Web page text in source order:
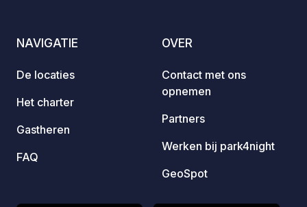
de toegangscode voor de poort: 1800
NAVIGATIE
De locaties
Het charter
Gastheren
FAQ
OVER
Contact met ons
opnemen
Partners
Werken bij park4night
GeoSpot